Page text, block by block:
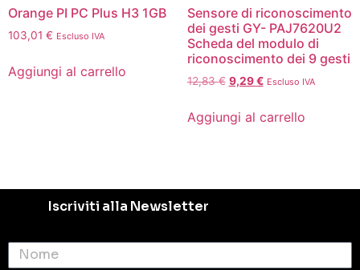
Orange PI PC Plus H3 1GB
103,01 € Escluso IVA
Aggiungi al carrello
Sensore di riconoscimento
dei gesti GY- PAJ7620U2
Scheda del modulo di
riconoscimento dei 9 gesti
12,83€ 9,29€ Escluso IVA
Aggiungi al carrello
Iscriviti alla Newsletter